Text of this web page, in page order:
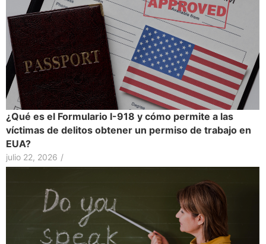
¿Qué es el Formulario I-918 y cómo permite a las
víctimas de delitos obtener un permiso de trabajo en
EUA?
julio 22, 2026 /